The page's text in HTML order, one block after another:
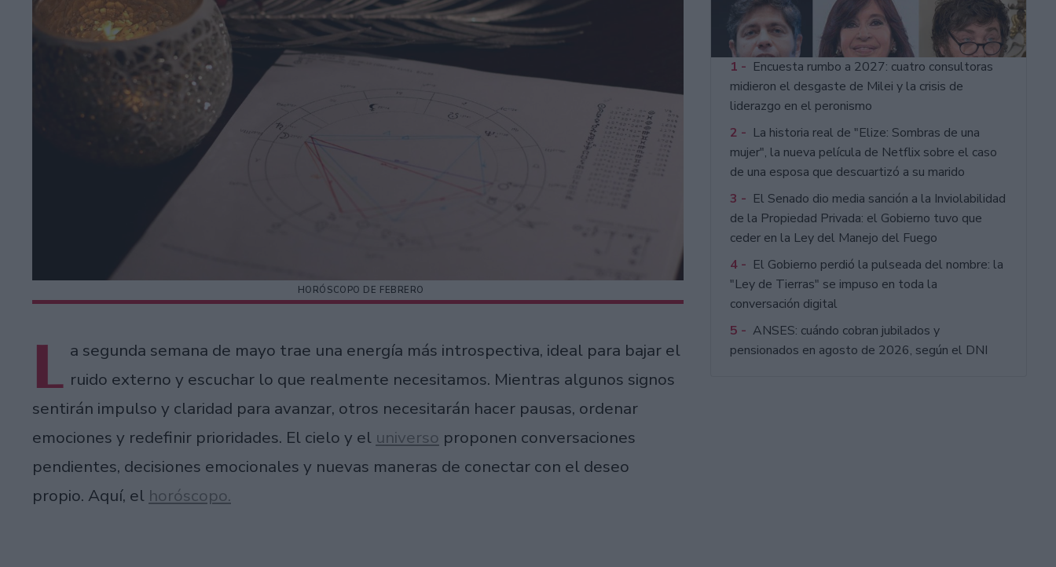
HORÓSCOPO DE FEBRERO
L a segunda semana de mayo trae una energía más introspectiva, ideal para bajar el
ruido externo y escuchar lo que realmente necesitamos. Mientras algunos signos
sentirán impulso y claridad para avanzar, otros necesitarán hacer pausas, ordenar
emociones y redefinir prioridades. El cielo y el universo proponen conversaciones
pendientes, decisiones emocionales y nuevas maneras de conectar con el deseo
propio. Aquí, el horóscopo.
1 - Encuesta rumbo a 2027: cuatro consultoras
midieron el desgaste de Milei y la crisis de
liderazgo en el peronismo
2 - La historia real de "Elize: Sombras de una
mujer", la nueva película de Netflix sobre el caso
de una esposa que descuartizó a su marido
3 - El Senado dio media sanción a la Inviolabilidad
de la Propiedad Privada: el Gobierno tuvo que
ceder en la Ley del Manejo del Fuego
4 - El Gobierno perdió la pulseada del nombre: la
"Ley de Tierras" se impuso en toda la
conversación digital
5 - ANSES: cuándo cobran jubilados y
pensionados en agosto de 2026, según el DNI